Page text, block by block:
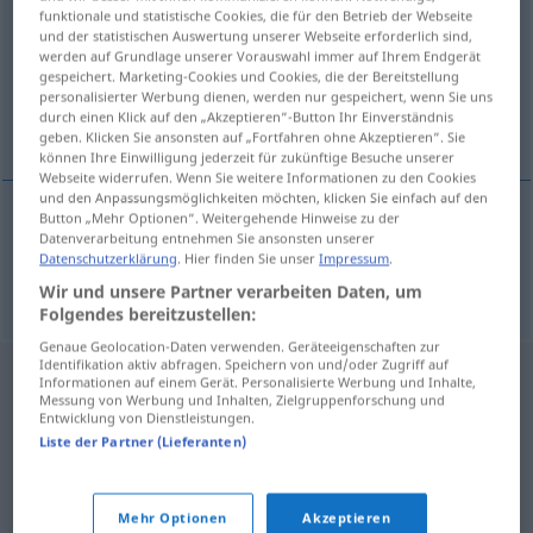
Übersicht aller Übersetzungen
(Für mehr Details die Übersetzung anklicken/antippen)
hier, da
hier, da tu
funktionale und statistische Cookies, die für den Betrieb der Webseite
und der statistischen Auswertung unserer Webseite erforderlich sind,
werden auf Grundlage unserer Vorauswahl immer auf Ihrem Endgerät
gespeichert. Marketing-Cookies und Cookies, die der Bereitstellung
personalisierter Werbung dienen, werden nur gespeichert, wenn Sie uns
durch einen Klick auf den „Akzeptieren“-Button Ihr Einverständnis
geben. Klicken Sie ansonsten auf „Fortfahren ohne Akzeptieren“. Sie
können Ihre Einwilligung jederzeit für zukünftige Besuche unserer
Webseite widerrufen. Wenn Sie weitere Informationen zu den Cookies
und den Anpassungsmöglichkeiten möchten, klicken Sie einfach auf den
Button „Mehr Optionen“. Weitergehende Hinweise zu der
Datenverarbeitung entnehmen Sie ansonsten unserer
Datenschutzerklärung . Hier finden Sie unserImpressum
Wir und unsere Partner verarbeiten Daten, um
Folgendes bereitzustellen:
Genaue Geolocation-Daten verwenden. Geräteeigenschaften zur
Identifikation aktiv abfragen. Speichern von und/oder Zugriff auf
Informationen auf einem Gerät. Personalisierte Werbung und Inhalte,
Messung von Werbung und Inhalten, Zielgruppenforschung und
Entwicklung von Dienstleistungen.
Liste der Partner (Lieferanten)
Mehr Optionen Akzeptieren